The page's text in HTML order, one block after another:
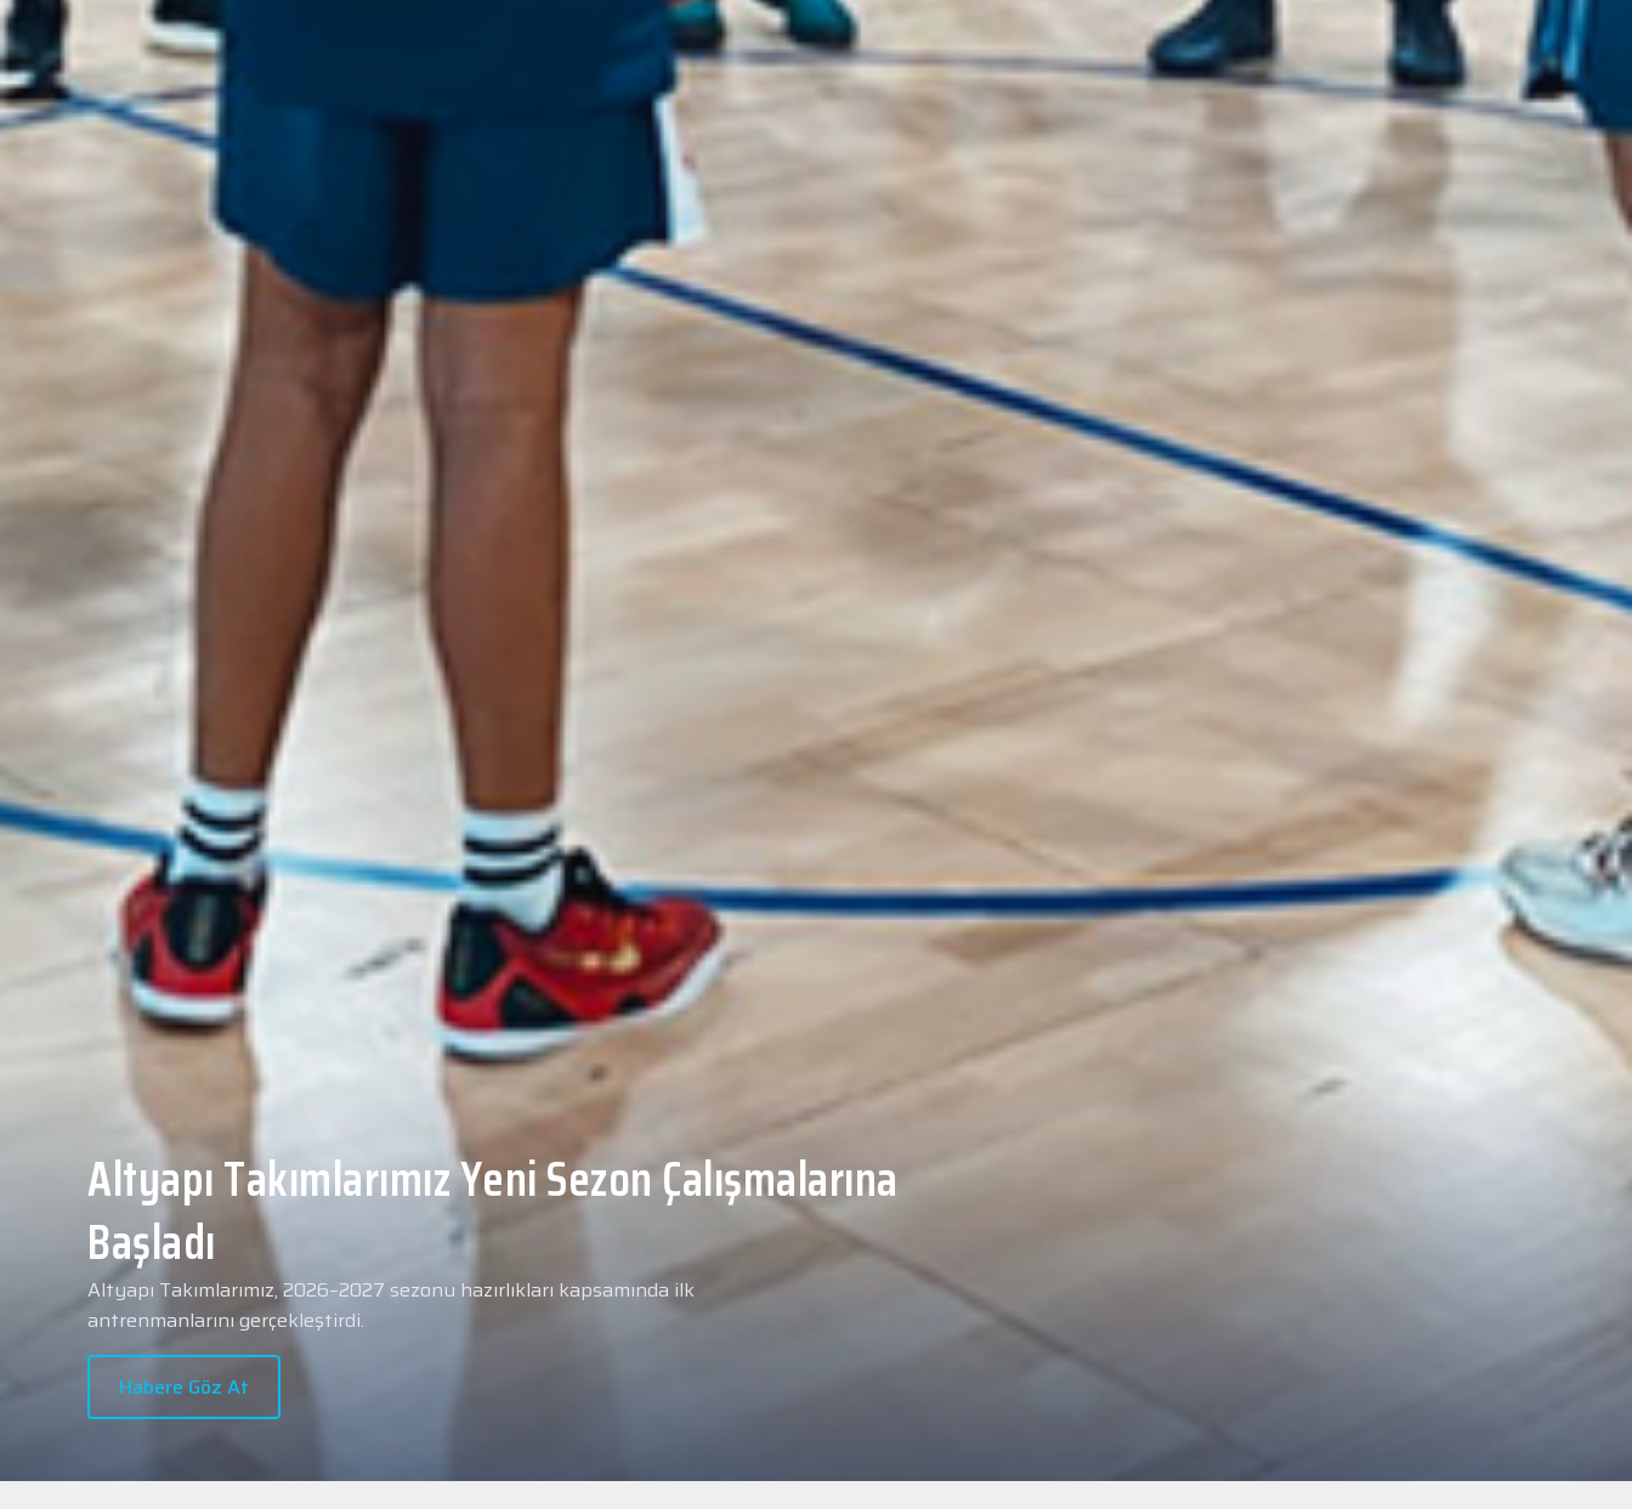
Yeni transferimiz Collin Malcolm, Anadolu Sağlık
Merkezi Hastanesi'nde sağlık kontrolünden
geçti.
2026 - 2027 sezonu öncesindeki transfer çalışmalarımız kapsamında yeni
transferlerimizden Collin Malcolm, bugün partnerimiz Anadolu Sağlık Merkezi
Hastanesi'nde kapsamlı sağlık kontrollerinden geçti.
Habere Göz At